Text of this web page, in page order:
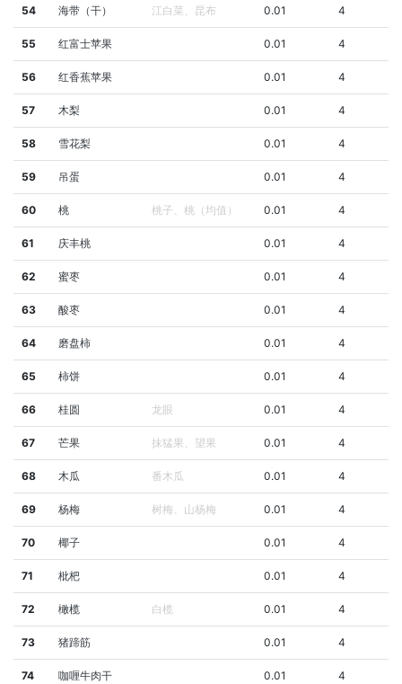
54 海带（干） 江白菜、昆布 0.01 4
55 红富士苹果 0.01 4
56 红香蕉苹果 0.01 4
57 木梨 0.01 4
58 雪花梨 0.01 4
59 吊蛋 0.01 4
60 桃 桃子、桃（均值） 0.01 4
61 庆丰桃 0.01 4
62 蜜枣 0.01 4
63 酸枣 0.01 4
64 磨盘柿 0.01 4
65 柿饼 0.01 4
66 桂圆 龙眼 0.01 4
67 芒果 抹猛果、望果 0.01 4
68 木瓜 番木瓜 0.01 4
69 杨梅 树梅、山杨梅 0.01 4
70 椰子 0.01 4
71 枇杷 0.01 4
72 橄榄 白榄 0.01 4
73 猪蹄筋 0.01 4
74 咖喱牛肉干 0.01 4